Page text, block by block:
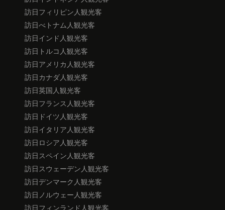
訪日フィリピン人観光客
訪日べトナム人観光客
訪日インド人観光客
訪日トルコ人観光客
訪日アメリカ人観光客
訪日カナダ人観光客
訪日英国人観光客
訪日フランス人観光客
訪日ドイツ人観光客
訪日イタリア人観光客
訪日ロシア人観光客
訪日スペイン人観光客
訪日スウェーデン人観光客
訪日デンマーク人観光客
訪日ノルウェー人観光客
訪日フィンランド人観光客